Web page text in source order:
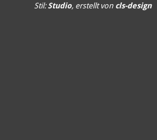
Stil:Studio, erstellt von cls-design